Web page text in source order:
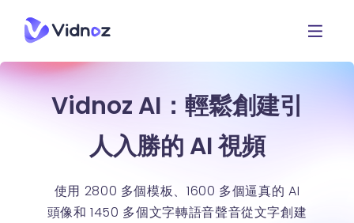
Vidnoz AI：輕鬆創建引
人入勝的 AI 視頻
使用 2800 多個模板、1600 多個逼真的 AI
頭像和 1450 多個文字轉語音聲音從文字創建